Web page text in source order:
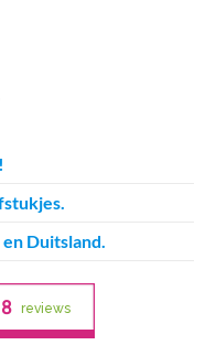
Duitsland.